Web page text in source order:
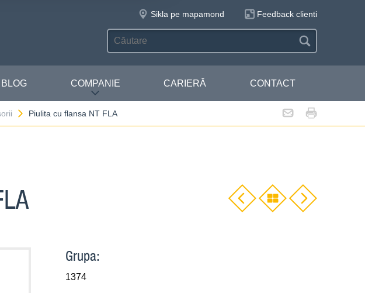
Sikla pe mapamond Feedback clienti
BLOG COMPANIE CARIERĂ CONTACT
Piulita cu flansa NT FLA
Grupa:
1374